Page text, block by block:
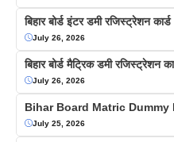
बिहार बोर्ड इंटर डमी रजिस्ट्रेशन
July 26, 2026
बिहार बोर्ड मैट्रिक डमी रजिस्ट्रेशन
July 26, 2026
Bihar Board Matric
July 25, 2026